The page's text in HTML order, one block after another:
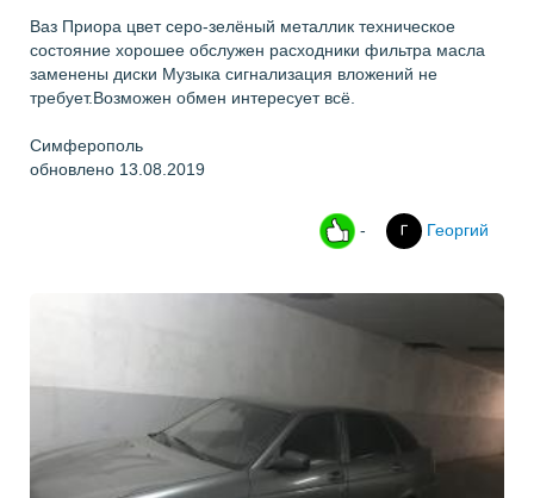
Ваз Приора цвет серо-зелёный металлик техническое
состояние хорошее обслужен расходники фильтра масла
заменены диски Музыка сигнализация вложений не
требует.Возможен обмен интересует всё.
Симферополь
обновлено 13.08.2019
- Георгий